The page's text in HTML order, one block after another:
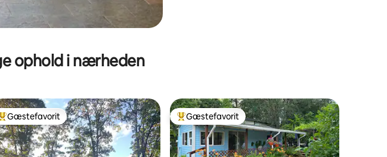
ophold i nærheden
Bedste gæstefavorit
Gæstefavorit Bedste gæstefavorit
Gæstefavorit